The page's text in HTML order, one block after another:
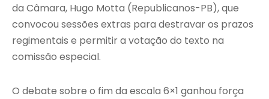
da Câmara, Hugo Motta (Republicanos-PB), que
convocou sessões extras para destravar os prazos
regimentais e permitir a votação do texto na
comissão especial.
O debate sobre o fim da escala 6×1 ganhou força